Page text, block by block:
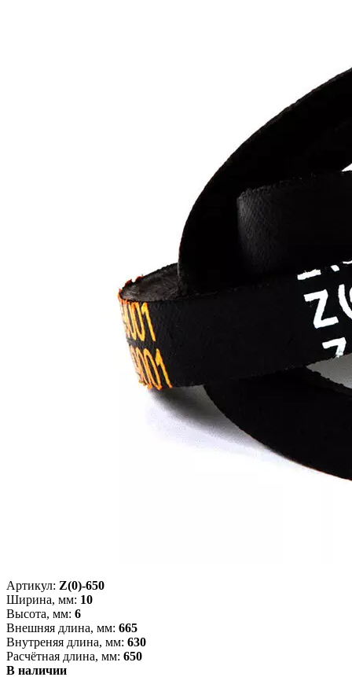
Артикул: Z(0)-650
Ширина, мм: 10
Высота, мм: 6
Внешняя длина, мм: 665
Внутреняя длина, мм: 630
Расчётная длина, мм: 650
В наличии